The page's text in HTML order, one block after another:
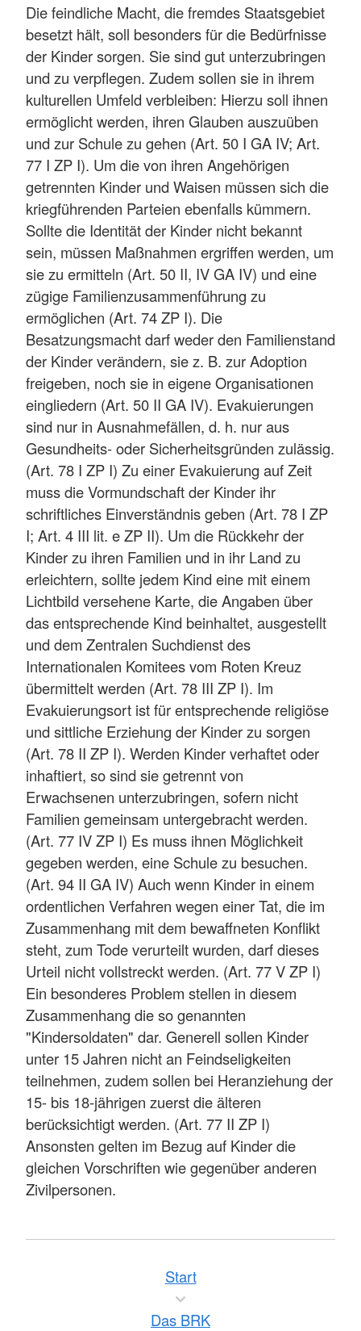
Die feindliche Macht, die fremdes Staatsgebiet
besetzt hält, soll besonders für die Bedürfnisse
der Kinder sorgen. Sie sind gut unterzubringen
und zu verpflegen. Zudem sollen sie in ihrem
kulturellen Umfeld verbleiben: Hierzu soll ihnen
ermöglicht werden, ihren Glauben auszuüben
und zur Schule zu gehen (Art. 50 I GA IV; Art.
77 I ZP I). Um die von ihren Angehörigen
getrennten Kinder und Waisen müssen sich die
kriegführenden Parteien ebenfalls kümmern.
Sollte die Identität der Kinder nicht bekannt
sein, müssen Maßnahmen ergriffen werden, um
sie zu ermitteln (Art. 50 II, IV GA IV) und eine
zügige Familienzusammenführung zu
ermöglichen (Art. 74 ZP I). Die
Besatzungsmacht darf weder den Familienstand
der Kinder verändern, sie z. B. zur Adoption
freigeben, noch sie in eigene Organisationen
eingliedern (Art. 50 II GA IV). Evakuierungen
sind nur in Ausnahmefällen, d. h. nur aus
Gesundheits- oder Sicherheitsgründen zulässig.
(Art. 78 I ZP I) Zu einer Evakuierung auf Zeit
muss die Vormundschaft der Kinder ihr
schriftliches Einverständnis geben (Art. 78 I ZP
I; Art. 4 III lit. e ZP II). Um die Rückkehr der
Kinder zu ihren Familien und in ihr Land zu
erleichtern, sollte jedem Kind eine mit einem
Lichtbild versehene Karte, die Angaben über
das entsprechende Kind beinhaltet, ausgestellt
und dem Zentralen Suchdienst des
Internationalen Komitees vom Roten Kreuz
übermittelt werden (Art. 78 III ZP I). Im
Evakuierungsort ist für entsprechende religiöse
und sittliche Erziehung der Kinder zu sorgen
(Art. 78 II ZP I). Werden Kinder verhaftet oder
inhaftiert, so sind sie getrennt von
Erwachsenen unterzubringen, sofern nicht
Familien gemeinsam untergebracht werden.
(Art. 77 IV ZP I) Es muss ihnen Möglichkeit
gegeben werden, eine Schule zu besuchen.
(Art. 94 II GA IV) Auch wenn Kinder in einem
ordentlichen Verfahren wegen einer Tat, die im
Zusammenhang mit dem bewaffneten Konflikt
steht, zum Tode verurteilt wurden, darf dieses
Urteil nicht vollstreckt werden. (Art. 77 V ZP I)
Ein besonderes Problem stellen in diesem
Zusammenhang die so genannten
"Kindersoldaten" dar. Generell sollen Kinder
unter 15 Jahren nicht an Feindseligkeiten
teilnehmen, zudem sollen bei Heranziehung der
15- bis 18-jährigen zuerst die älteren
berücksichtigt werden. (Art. 77 II ZP I)
Ansonsten gelten im Bezug auf Kinder die
gleichen Vorschriften wie gegenüber anderen
Zivilpersonen.
Start
Das BRK